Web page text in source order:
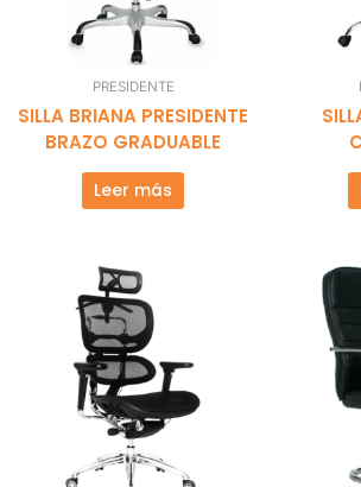
PRESIDENTE
SILLA BRIANA PRESIDENTE
BRAZO GRADUABLE
Leer más